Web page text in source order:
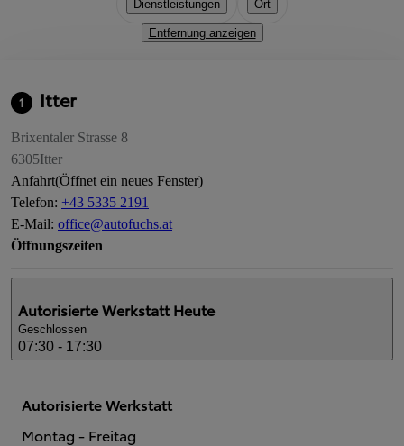
Dienstleistungen Ort
Entfernung anzeigen
1 Itter
Brixentaler Strasse 8
6305Itter
Anfahrt(Öffnet ein neues Fenster)
Telefon: +43 5335 2191
E-Mail: office@autofuchs.at
Öffnungszeiten
Autorisierte Werkstatt Heute
Geschlossen
07:30 - 17:30
Autorisierte Werkstatt
Montag - Freitag